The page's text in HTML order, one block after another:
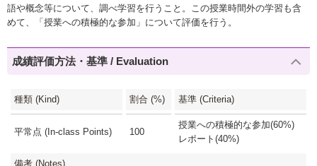
語や概念等について、調べ学習を行うこと。この授業時間外の学習も含
めて、「授業への積極的な参加」について評価を行う。
成績評価方法・基準 / Evaluation
種類 (Kind) 割合 (%) 基準 (Criteria)
平常点 (In-class Points) 100
授業への積極的な参加(60%)
レポート(40%)
備考 (Notes)